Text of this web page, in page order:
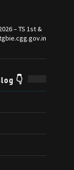
– TS 1st &
👇